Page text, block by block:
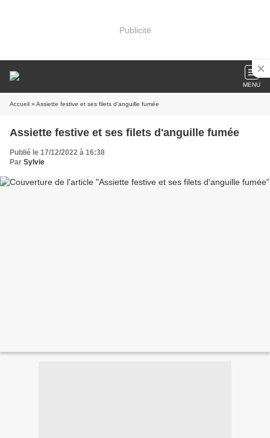
Publicité
MENU
Accueil » Assiette festive et ses filets d'anguille fumée
Assiette festive et ses filets d'anguille fumée
Publié le 17/12/2022 à 16:38
Par Sylvie